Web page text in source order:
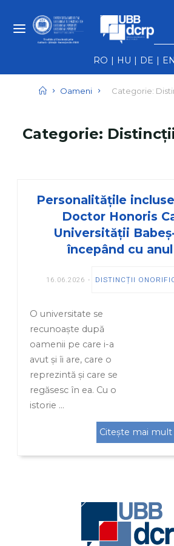
RO HU DE EN
Oameni Categorie:
Categorie:
Personalitățile
Doctor Honoris
Universității
începând cu anul
16.06.2026 DISTINCȚII
O universitate se
recunoaște după
oamenii pe care i-a
avut și îi are, care o
reprezintă și care se
regăsesc în ea. Cu o
istorie …
Citește mai mult